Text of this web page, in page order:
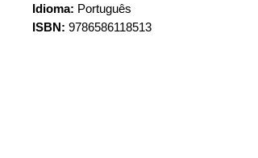
Idioma: Português
ISBN: 9786586118513